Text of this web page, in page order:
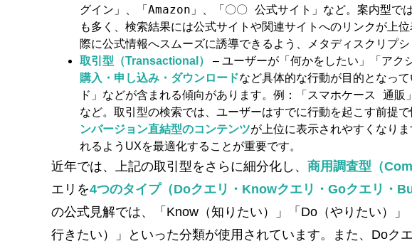
グイン」
「Amazon」 「〇〇 公式サイト」 など。案内型で
も多く、検索結果には公式サイトや関連サイトへのリンクが上
際に公式情報へスムーズに誘導できるよう、メタディスクリプ
取引型（Transactional）
– ユーザーが「何かをしたい」「アク
購入・申し込み・ダウンロードなど具体的な行動が目的となっ
ド」などが含まれる傾向があります。例：
「スマホケース 通販」
など。取引型の検索では、ユーザーはすでに行動を起こす前提
ンバージョン直結型のコンテンツが上位に表示されやすくなり
れるようUXを最適化することが重要です。
近年では、上記の取引型をさらに細分化し、 商用調査型（
エリを4つのタイプ（Doクエリ・Knowクエリ・Goクエリ・
の公式見解では、「Know（知りたい）」「Do（やりたい）
行きたい）」といった分類が使用されています。また、Doク